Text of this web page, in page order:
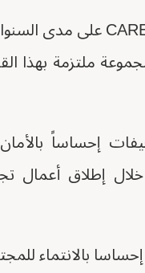
ملتزمة بهذا
إحساساً
إطلاق أعمال
بالانتماء